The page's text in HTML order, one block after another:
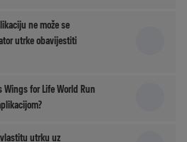
ne može se
utrke obavijestiti
for Life World Run
utrku uz